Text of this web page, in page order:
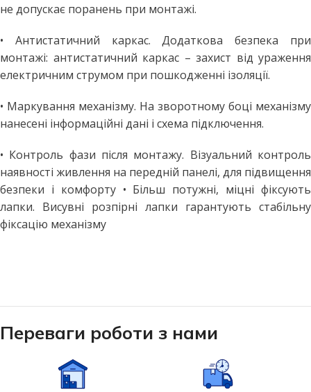
не допускає поранень при монтажі.
• Антистатичний каркас. Додаткова безпека при
монтажі: антистатичний каркас – захист від ураження
електричним струмом при пошкодженні ізоляції.
• Маркування механізму. На зворотному боці механізму
нанесені інформаційні дані і схема підключення.
• Контроль фази після монтажу. Візуальний контроль
наявності живлення на передній панелі, для підвищення
безпеки і комфорту • Більш потужні, міцні фіксують
лапки. Висувні розпірні лапки гарантують стабільну
фіксацію механізму
Переваги роботи з нами